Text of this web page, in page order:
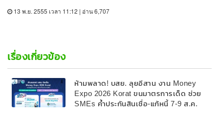
13 พ.ย. 2555 เวลา 11:12 | อ่าน 6,707
เรื่องเกี่ยวข้อง
ห้ามพลาด! บสย. ลุยอีสาน งาน Money
Expo 2026 Korat ขนมาตรการเด็ด ช่วย
SMEs ค้ำประกันสินเชื่อ-แก้หนี้ 7-9 ส.ค.